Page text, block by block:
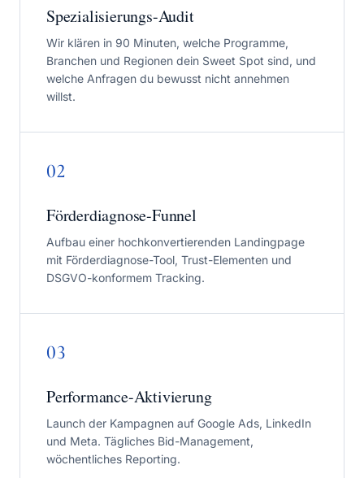
Spezialisierungs-Audit
Wir klären in 90 Minuten, welche Programme,
Branchen und Regionen dein Sweet Spot sind, und
welche Anfragen du bewusst nicht annehmen
willst.
02
Förderdiagnose-Funnel
Aufbau einer hochkonvertierenden Landingpage
mit Förderdiagnose-Tool, Trust-Elementen und
DSGVO-konformem Tracking.
03
Performance-Aktivierung
Launch der Kampagnen auf Google Ads, LinkedIn
und Meta. Tägliches Bid-Management,
wöchentliches Reporting.